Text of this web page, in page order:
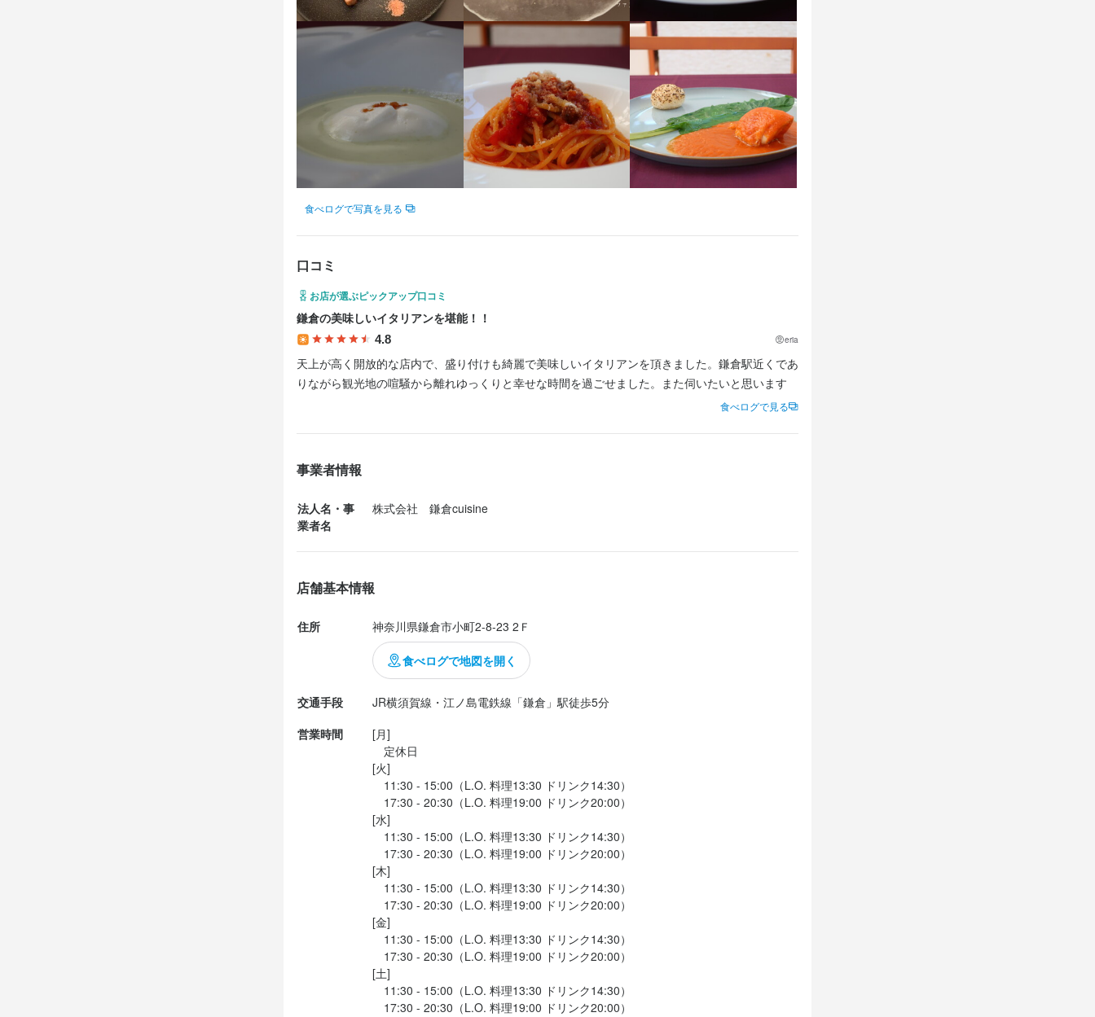
食べログで写真を見る
口コミ
お店が選ぶピックアップ口コミ
鎌倉の美味しいイタリアンを堪能！！
4.8 eria
天上が高く開放的な店内で、盛り付けも綺麗で美味しいイタリアンを頂きました。鎌倉駅近くであ
食べログで見る
事業者情報
法人名・事
業者名
株式会社　鎌倉cuisine
店舗基本情報
住所 神奈川県鎌倉市小町2-8-23 2Ｆ
食べログで地図を開く
交通手段
営業時間
[月]
定休日
[火]
11:30 - 15:00（L.O. 料理13:30 ドリンク14:30）
17:30 - 20:30（L.O. 料理19:00 ドリンク20:00）
[水]
11:30 - 15:00（L.O. 料理13:30 ドリンク14:30）
17:30 - 20:30（L.O. 料理19:00 ドリンク20:00）
[木]
11:30 - 15:00（L.O. 料理13:30 ドリンク14:30）
17:30 - 20:30（L.O. 料理19:00 ドリンク20:00）
[金]
11:30 - 15:00（L.O. 料理13:30 ドリンク14:30）
17:30 - 20:30（L.O. 料理19:00 ドリンク20:00）
[土]
11:30 - 15:00（L.O. 料理13:30 ドリンク14:30）
17:30 - 20:30（L.O. 料理19:00 ドリンク20:00）
バイト ホールスタッフ 時給： 1,225円〜1,250円
バイト ホールスタッフ 時給： 1,225円〜1,500円
バイト 調理師・調理スタッフ 時給：
料理長候補 月給：35万円〜60万円
調理師・調理スタッフ 月給：30万円〜60万円
ホールスタッフ 月給：30万円〜60万円
ソムリエ
バイト ソムリエ
バイト フロント 時給： 1,250円〜
勤務地
神奈川県鎌倉市小町2-8-23 2Ｆ
法人名・事業者名
株式会社　鎌倉cuisine
最終更新日2025/12/09